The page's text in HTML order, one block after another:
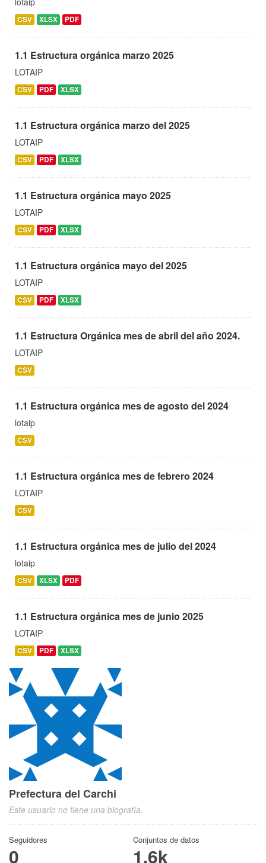
CSV XLSX PDF
1.1 Estructura orgánica marzo 2025
LOTAIP
CSV PDF XLSX
1.1 Estructura orgánica marzo del 2025
LOTAIP
CSV PDF XLSX
1.1 Estructura orgánica mayo 2025
LOTAIP
CSV PDF XLSX
1.1 Estructura orgánica mayo del 2025
LOTAIP
CSV PDF XLSX
1.1 Estructura Orgánica mes de abril del año 2024.
LOTAIP
CSV
1.1 Estructura orgánica mes de agosto del 2024
lotaip
CSV
1.1 Estructura orgánica mes de febrero 2024
LOTAIP
CSV
1.1 Estructura orgánica mes de julio del 2024
lotaip
CSV XLSX PDF
1.1 Estructura orgánica mes de junio 2025
LOTAIP
CSV PDF XLSX
Prefectura del Carchi
Este usuario no tiene una biografía.
Seguidores
0
Conjuntos de datos
1,6k